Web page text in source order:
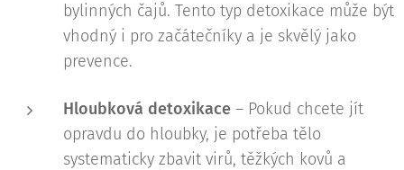
bylinných čajů. Tento typ detoxikace může být
vhodný i pro začátečníky a je skvělý jako
prevence.
Hloubková detoxikace – Pokud chcete jít
opravdu do hloubky, je potřeba tělo
systematicky zbavit virů, těžkých kovů a